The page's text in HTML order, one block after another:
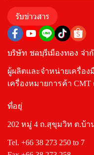
รับข่าวสาร
บริษัท ชลบุรีเมืองทอง จำ
ผู้ผลิตและจำหน่ายเครื่อง
เครื่องหมายการค้า CMT
ที่อยู่
202 หมู่ 4 ถ.สุขุมวิท ต.บ้า
Tel. +66 38 273 250 to 7